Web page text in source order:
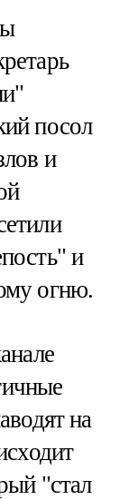
посол
и
и
огню.
на
"стал